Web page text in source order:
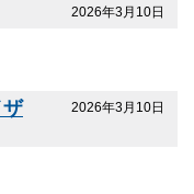
2026年3月10日
2026年3月10日